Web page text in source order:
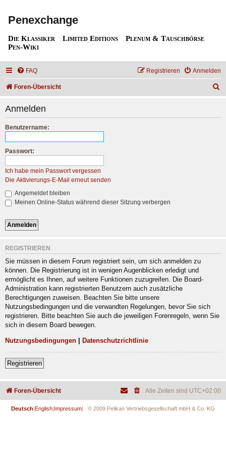
Penexchange
Die Klassiker Limited Editions
Plenum & Tauschbörse
Pen-Wiki
FAQ Anmelden
Registrieren
Foren-Übersicht
Anmelden
Benutzername:
Passwort:
Ich habe mein Passwort vergessen
Die Aktivierungs-E-Mail erneut senden
Angemeldet bleiben
Meinen Online-Status während dieser Sitzung verbergen
REGISTRIEREN
Sie müssen in diesem Forum registriert sein, um sich anmelden zu
können. Die Registrierung ist in wenigen Augenblicken erledigt und
ermöglicht es Ihnen, auf weitere Funktionen zuzugreifen. Die Board-
Administration kann registrierten Benutzern auch zusätzliche
Berechtigungen zuweisen. Beachten Sie bitte unsere
Nutzungsbedingungen und die verwandten Regelungen, bevor Sie sich
registrieren. Bitte beachten Sie auch die jeweiligen Forenregeln, wenn Sie
sich in diesem Board bewegen.
Nutzungsbedingungen Datenschutzrichtlinie
Registrieren
Foren-Übersicht Alle Zeiten sind UTC+02:00
Deutsch English Impressum | © 2009 Pelikan Vertriebsgesellschaft mbH & Co. KG